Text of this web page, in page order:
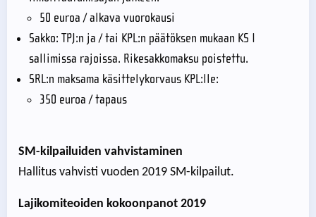
50 euroa / alkava vuorokausi
Sakko: TPJ:n ja / tai KPL:n päätöksen mukaan KS I
sallimissa rajoissa. Rikesakkomaksu poistettu.
SRL:n maksama käsittelykorvaus KPL:lle:
350 euroa / tapaus
SM-kilpailuiden vahvistaminen
Hallitus vahvisti vuoden 2019 SM-kilpailut.
Lajikomiteoiden kokoonpanot 2019